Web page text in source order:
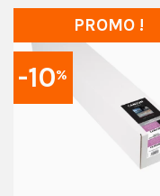
-10%
PROMO !